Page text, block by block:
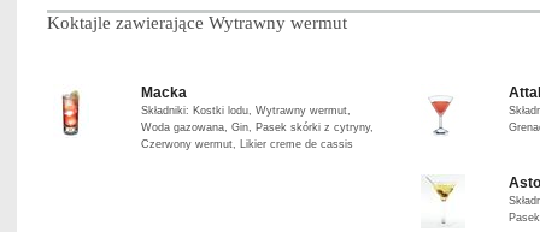
Koktajle zawierające Wytrawny wermut
Macka
Składniki: Kostki lodu, Wytrawny wermut,
Woda gazowana, Gin, Pasek skórki z cytryny,
Czerwony wermut, Likier creme de cassis